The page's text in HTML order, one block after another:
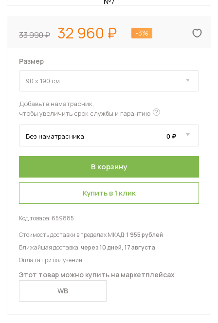
33 990 32 960 -3%
Размер
Добавьте наматрасник,
чтобы увеличить срок службы и гарантию ?
Купить в 1 клик
Код товара: 659885
Стоимость доставки в пределах МКАД:1 955 рублей
Ближайшая доставка:через 10 дней, 17 августа
Оплата при получении
Этот товар можно купить на маркетплейсах
WB